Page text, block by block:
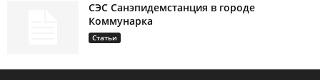
СЭС Санэпидемстанция в городе
Коммунарка
Статьи